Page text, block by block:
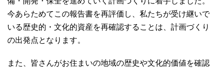
今あらためてこの報告書を再評価し、私たちが受け継いで
いる歴史的・文化的資産を再確認することは、計画づくり
の出発点となります。
また、皆さんがお住まいの地域の歴史や文化的価値を確認